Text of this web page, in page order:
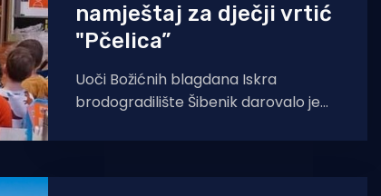
namještaj za dječji vrtić
"Pčelica”
Uoči Božićnih blagdana Iskra
brodogradilište Šibenik darovalo je
namještaj za igračke, slikovnice i